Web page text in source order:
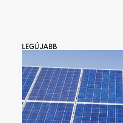
LEGÚJABB